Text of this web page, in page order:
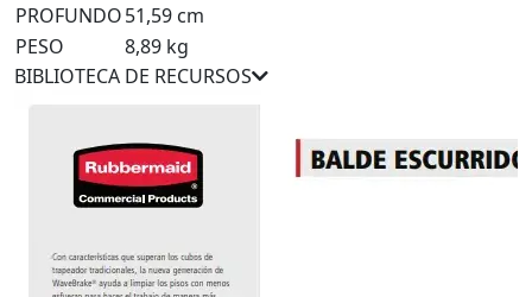
PROFUNDO51,59 cm
PESO
8,89 kg
BIBLIOTECA DE RECURSOS